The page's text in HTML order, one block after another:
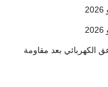
الكهربائي بعد مقاومة